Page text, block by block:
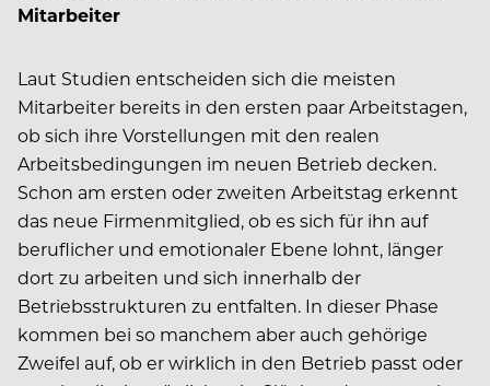
Mitarbeiter
Laut Studien entscheiden sich die meisten
Mitarbeiter bereits in den ersten paar Arbeitstagen,
ob sich ihre Vorstellungen mit den realen
Arbeitsbedingungen im neuen Betrieb decken.
Schon am ersten oder zweiten Arbeitstag erkennt
das neue Firmenmitglied, ob es sich für ihn auf
beruflicher und emotionaler Ebene lohnt, länger
dort zu arbeiten und sich innerhalb der
Betriebsstrukturen zu entfalten. In dieser Phase
kommen bei so manchem aber auch gehörige
Zweifel auf, ob er wirklich in den Betrieb passt oder